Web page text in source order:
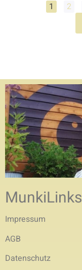
1 2
MunkiLinks
Impressum
AGB
Datenschutz